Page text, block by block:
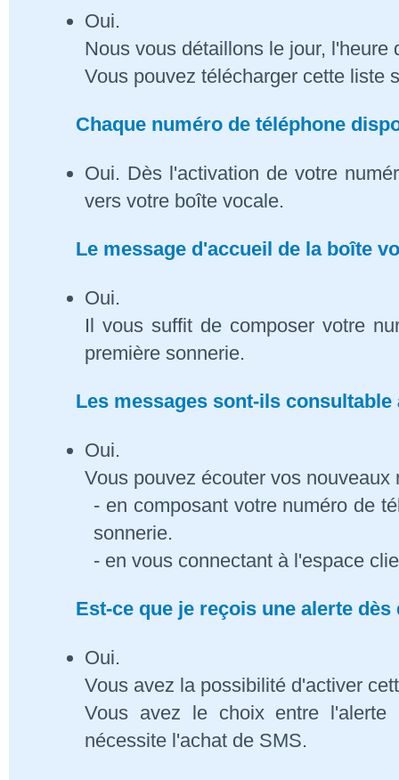
Oui.
Nous vous détaillons le jour,
Vous pouvez télécharger cette liste
Chaque numéro de téléphone
Oui. Dès l'activation de votre
vers votre boîte vocale.
Le message d'accueil de la boîte
Oui.
Il vous suffit de composer votre
première sonnerie.
Les messages sont-ils
Oui.
Vous pouvez écouter vos nouveaux
- en composant votre numéro de
sonnerie.
- en vous connectant à l'espace
Est-ce que je reçois une alerte
Oui.
Vous avez la possibilité d'activer
Vous avez le choix entre
nécessite l'achat de SMS.